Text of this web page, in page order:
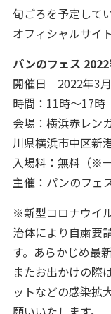
旬ごろを予定して
オフィシャルサイ
パンのフェス
開催日 2022年3
時間：11時～17時
会場：横浜赤レン
川県横浜市中区新
入場料：無料（※
主催：パンのフェ
※新型コロナウイ
治体により自粛要
す。あらかじめ最
またお出かけの際
ットなどの感染拡